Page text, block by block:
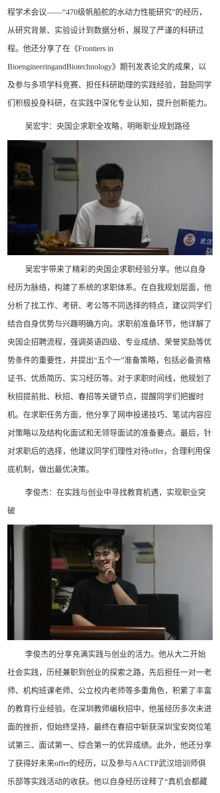
程学术会议——“470级帆船舵的水动力性能研究”的经历，
从研究背景、实验设计到数据分析，展现了严谨的科研过
程。他还分享了在《Frontiers in
BioengineeringandBiotechnology》期刊发表论文的成果，以
及参与多项学科竞赛、担任科研助理的实践经验，鼓励同学
们积极投身科研，在实践中深化专业认知，提升创新能力。
吴宏宇：央国企求职全攻略，明晰职业规划路径
吴宏宇带来了精彩的央国企求职经验分享。他以自身
经历为脉络，构建了系统的求职体系。在自我规划层面，他
分析了找工作、考研、考公等不同选择的特点，建议同学们
结合自身优势与兴趣明确方向。求职前准备环节，他详解了
央国企招聘流程，强调英语四级、专业成绩、荣誉奖励等优
势条件的重要性，并提出“五个一”准备策略，包括必备资格
证书、优质简历、实习经历等。对于求职时间线，他规划了
秋招提前批、秋招、春招等关键节点，提醒同学们把握时
机。在求职任务方面，他分享了网申投递技巧、笔试内容应
对策略以及结构化面试和无领导面试的准备要点。最后，针
对求职后的选择，他建议同学们理性对待offer，合理利用保
底机制，做出最优决策。
李俊杰：在实践与创业中寻找教育机遇，实现职业突
破
李俊杰的分享充满实践与创业的活力。他从大二开始
社会实践，历经兼职到创业的探索之路，先后担任一对一老
师、机构班课老师、公立校内老师等多重角色，积累了丰富
的教育行业经验。在深圳教师编秋招中，他虽经历多次未进
面的挫折，但始终坚持，最终在春招中斩获深圳宝安岗位笔
试第三、面试第一、综合第一的优异成绩。此外，他还分享
了获得好未来offer的经历，以及参与AACTP武汉培训师俱
乐部等实践活动的收获。他以自身经历诠释了“真机会都藏